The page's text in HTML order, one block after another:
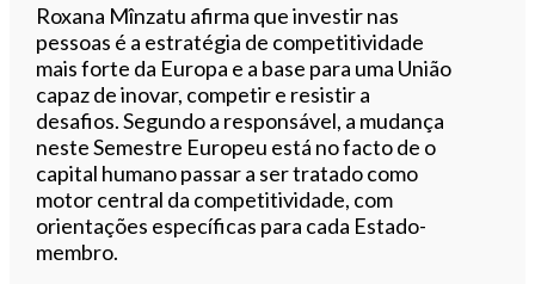
Roxana Mînzatu afirma que investir nas
pessoas é a estratégia de competitividade
mais forte da Europa e a base para uma União
capaz de inovar, competir e resistir a
desafios. Segundo a responsável, a mudança
neste Semestre Europeu está no facto de o
capital humano passar a ser tratado como
motor central da competitividade, com
orientações específicas para cada Estado-
membro.